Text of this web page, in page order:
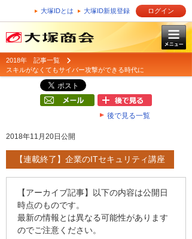
大塚IDとは 大塚ID新規登録 ログイン
2018年 記事一覧
スキルがなくてもサイバー攻撃ができる時代に
後で見る一覧
2018年11月20日公開
【連載終了】企業のITセキュリティ講座
【アーカイブ記事】以下の内容は公開日
時点のものです。
最新の情報とは異なる可能性があります
のでご注意ください。